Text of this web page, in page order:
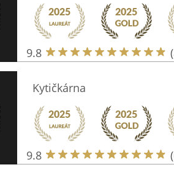
9.8
Kytičkárna
9.8